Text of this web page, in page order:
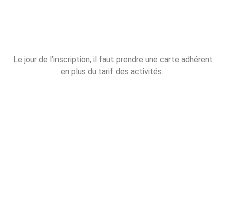
Le jour de l’inscription, il faut prendre une carte adhérent
en plus du tarif des activités.